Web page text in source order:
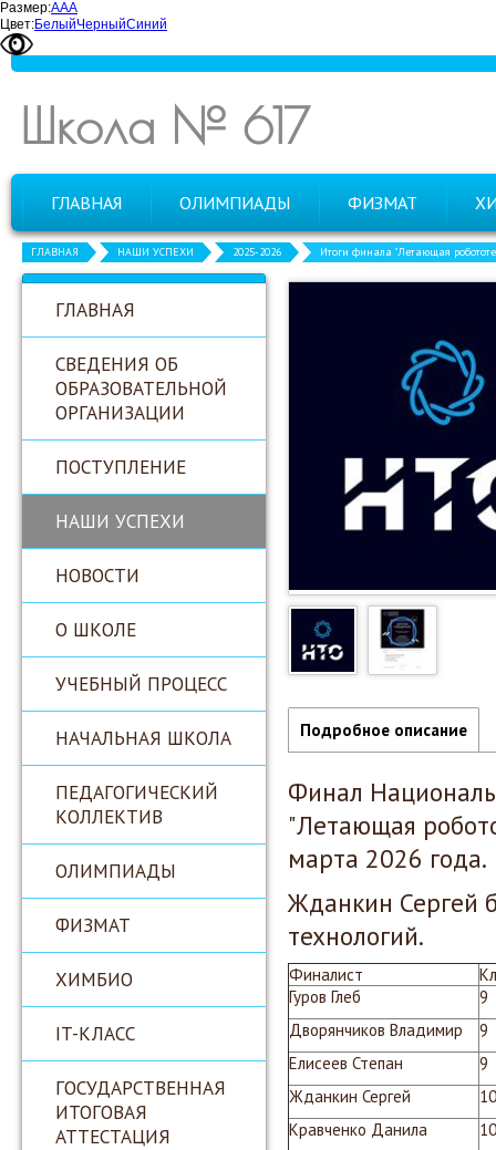
Размер:ААА
Цвет:БелыйЧерныйСиний
Школа № 617
ГЛАВНАЯ ОЛИМПИАДЫ ФИЗМАТ
ГЛАВНАЯ НАШИ УСПЕХИ 2025-2026 Итоги финала "Летающая
ГЛАВНАЯ
СВЕДЕНИЯ ОБ
ОБРАЗОВАТЕЛЬНОЙ
ОРГАНИЗАЦИИ
ПОСТУПЛЕНИЕ
НАШИ УСПЕХИ
НОВОСТИ
О ШКОЛЕ
УЧЕБНЫЙ ПРОЦЕСС
НАЧАЛЬНАЯ ШКОЛА
ПЕДАГОГИЧЕСКИЙ
КОЛЛЕКТИВ
ОЛИМПИАДЫ
ФИЗМАТ
ХИМБИО
IT-КЛАСС
ГОСУДАРСТВЕННАЯ
ИТОГОВАЯ
АТТЕСТАЦИЯ
Подробное описание
Финал
"Летающая
марта 2026 года.
Жданкин Сергей
технологий.
Финалист
Гуров Глеб
9
Дворянчиков Владимир
9
Елисеев Степан
9
Жданкин Сергей
10
Кравченко Данила
10